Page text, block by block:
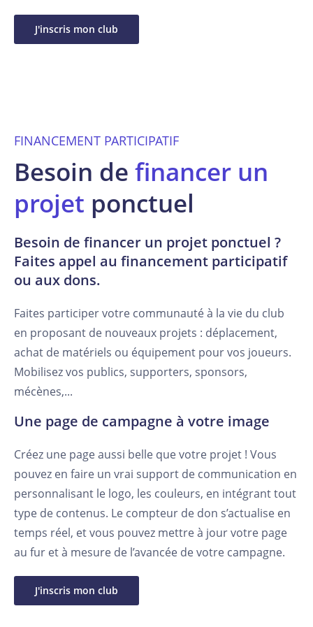
J'inscris mon club
FINANCEMENT PARTICIPATIF
Besoin de financer un
projet ponctuel
Besoin de financer un projet ponctuel ?
Faites appel au financement participatif
ou aux dons.
Faites participer votre communauté à la vie du club
en proposant de nouveaux projets : déplacement,
achat de matériels ou équipement pour vos joueurs.
Mobilisez vos publics, supporters, sponsors,
mécènes,...
Une page de campagne à votre image
Créez une page aussi belle que votre projet ! Vous
pouvez en faire un vrai support de communication en
personnalisant le logo, les couleurs, en intégrant tout
type de contenus. Le compteur de don s’actualise en
temps réel, et vous pouvez mettre à jour votre page
au fur et à mesure de l’avancée de votre campagne.
J'inscris mon club